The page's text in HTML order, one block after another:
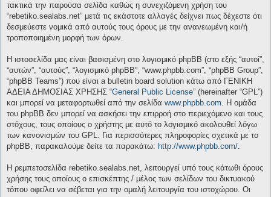
τακτικά την παρούσα σελίδα καθώς η συνεχιζόμενη χρήση του
“rebetiko.sealabs.net” μετά τις εκάστοτε αλλαγές δείχνει πως δέχεστε ότι
δεσμεύεστε νομικά από αυτούς τους όρους με την ανανεωμένη και/ή
τροποποιημένη μορφή των όρων.
Η ιστοσελίδα μας είναι βασισμένη στο λογισμικό phpBB (στο εξής “αυτοί”,
“αυτών”, “αυτούς”, “λογισμικό phpBB”, “www.phpbb.com”, “phpBB Group”,
“phpBB Teams”) που είναι a bulletin board solution κάτω από ΓΕΝΙΚΗ
ΑΔΕΙΑ ΔΗΜΟΣΙΑΣ ΧΡΗΣΗΣ “General Public License” (hereinafter “GPL”)
και μπορεί να μεταφορτωθεί από την σελίδα www.phpbb.com. Η ομάδα
του phpBB δεν μπορεί να ασκήσει την επιρροή στο περιεχόμενο και τους
στόχους, τους οποίους ο χρήστης με αυτό το λογισμικό ακολουθεί λόγω
των κανονισμών του GPL. Για περισσότερες πληροφορίες σχετικά με το
phpBB, παρακαλούμε δείτε τα παρακάτω: http://www.phpbb.com/.
Η ρεμπετοσελίδα rebetiko.sealabs.net, λειτουργεί υπό τους κάτωθι όρους
χρήσης τους οποίους ο επισκέπτης / μέλος των σελίδων του δικτυακού
τόπου οφείλει να σέβεται για την ομαλή λειτουργία του ιστοχώρου. Οι